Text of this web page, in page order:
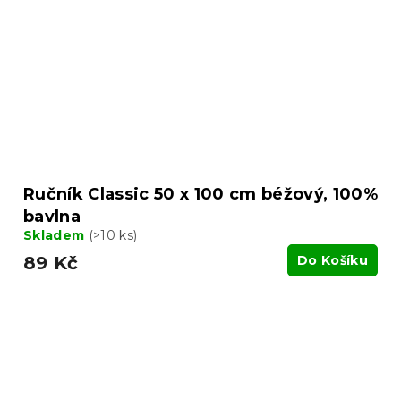
Ručník Classic 50 x 100 cm béžový, 100%
bavlna
Skladem (>10 ks)
89 Kč Do Košíku